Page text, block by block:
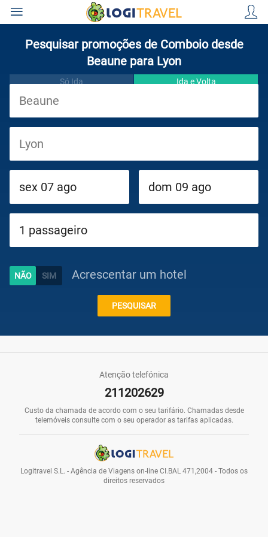
Cruzeiros
Circuitos
Caraíbas
Pesquisar promoções de Comboio desde
Beaune para Lyon
Só Ida Ida e Volta
Acrescentar um hotel
PESQUISAR
Atenção telefónica
211202629
Custo da chamada de acordo com o seu tarifário. Chamadas desde
telemóveis consulte com o seu operador as tarifas aplicadas.
Logitravel S.L. - Agência de Viagens on-line CI.BAL 471,2004 - Todos os
direitos reservados